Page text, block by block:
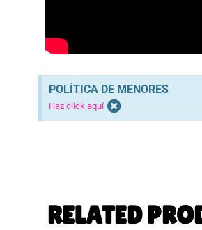
POLÍTICA DE MENORES
Haz click aquí
RELATED